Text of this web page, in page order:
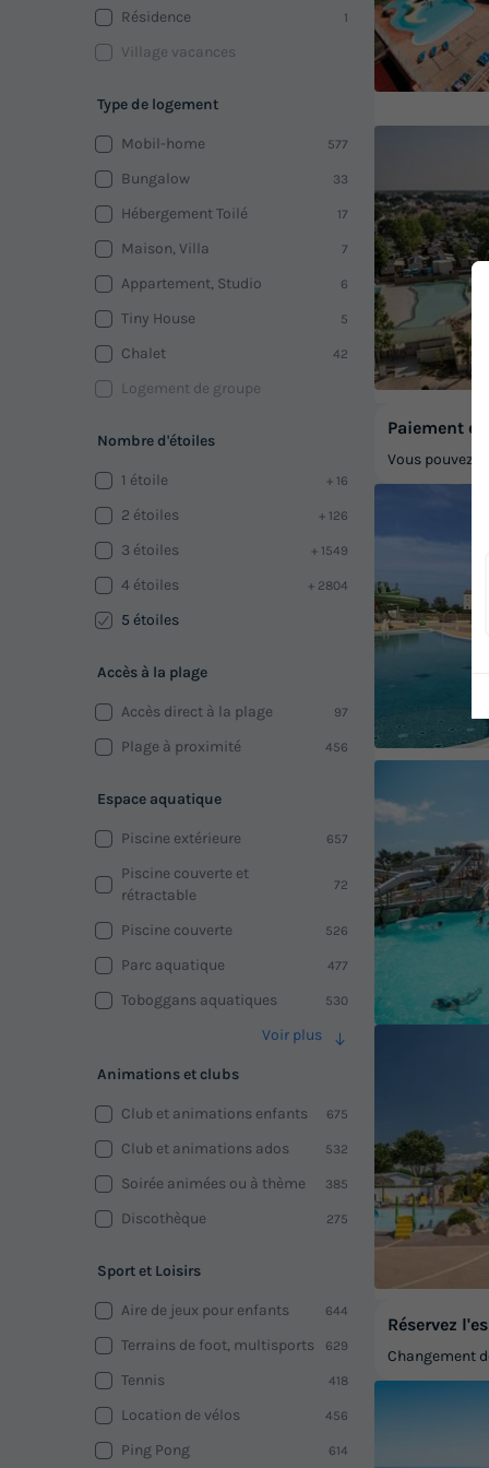
Résidence 1
Village vacances
Type de logement
Mobil-home 577
Bungalow 33
Hébergement Toilé 17
Maison, Villa 7
Appartement, Studio 6
Tiny House 5
Chalet 42
Logement de groupe
Nombre d'étoiles
1 étoile + 16
2 étoiles + 126
3 étoiles + 1549
4 étoiles + 2804
5 étoiles
Accès à la plage
Accès direct à la plage 97
Plage à proximité 456
Espace aquatique
Piscine extérieure 657
Piscine couverte et
rétractable
72
Piscine couverte 526
Parc aquatique 477
Toboggans aquatiques 530
Voir plus
Animations et clubs
Club et animations enfants 675
Club et animations ados 532
Soirée animées ou à thème 385
Discothèque 275
Sport et Loisirs
Aire de jeux pour enfants 644
Terrains de foot, multisports 629
Tennis 418
Location de vélos 456
Ping Pong 614
Paiement
Vous pouvez
Réservez
Changement